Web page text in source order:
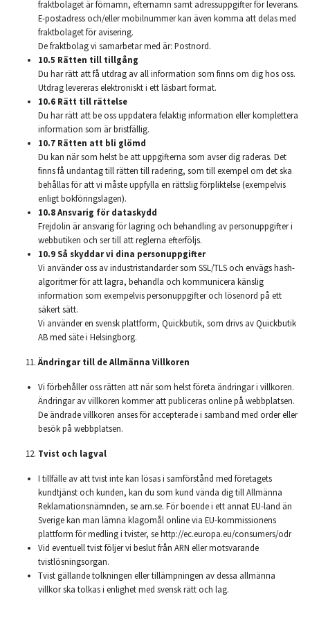
fraktbolaget är förnamn, efternamn samt adressuppgifter för leverans.
E-postadress och/eller mobilnummer kan även komma att delas med
fraktbolaget för avisering.
De fraktbolag vi samarbetar med är: Postnord.
10.5 Rätten till tillgång
Du har rätt att få utdrag av all information som finns om dig hos oss.
Utdrag levereras elektroniskt i ett läsbart format.
10.6 Rätt till rättelse
Du har rätt att be oss uppdatera felaktig information eller komplettera
information som är bristfällig.
10.7 Rätten att bli glömd
Du kan när som helst be att uppgifterna som avser dig raderas. Det
finns få undantag till rätten till radering, som till exempel om det ska
behållas för att vi måste uppfylla en rättslig förpliktelse (exempelvis
enligt bokföringslagen).
10.8 Ansvarig för dataskydd
Frejdolin är ansvarig för lagring och behandling av personuppgifter i
webbutiken och ser till att reglerna efterföljs.
10.9 Så skyddar vi dina personuppgifter
Vi använder oss av industristandarder som SSL/TLS och envägs hash-
algoritmer för att lagra, behandla och kommunicera känslig
information som exempelvis personuppgifter och lösenord på ett
säkert sätt.
Vi använder en svensk plattform, Quickbutik, som drivs av Quickbutik
AB med säte i Helsingborg.
Ändringar till de Allmänna Villkoren
Vi förbehåller oss rätten att när som helst företa ändringar i villkoren.
Ändringar av villkoren kommer att publiceras online på webbplatsen.
De ändrade villkoren anses för accepterade i samband med order eller
besök på webbplatsen.
Tvist och lagval
I tillfälle av att tvist inte kan lösas i samförstånd med företagets
kundtjänst och kunden, kan du som kund vända dig till Allmänna
Reklamationsnämnden, se arn.se. För boende i ett annat EU-land än
Sverige kan man lämna klagomål online via EU-kommissionens
plattform för medling i tvister, sehttp://ec.europa.eu/consumers/odr
Vid eventuell tvist följer vi beslut från ARN eller motsvarande
tvistlösningsorgan.
Tvist gällande tolkningen eller tillämpningen av dessa allmänna
villkor ska tolkas i enlighet med svensk rätt och lag.